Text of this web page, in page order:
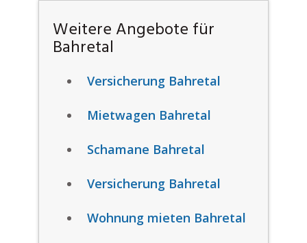
Weitere Angebote für
Bahretal
Versicherung Bahretal
Mietwagen Bahretal
Schamane Bahretal
Versicherung Bahretal
Wohnung mieten Bahretal